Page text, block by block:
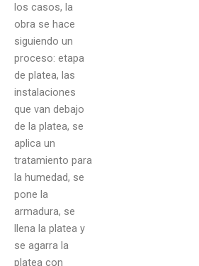
los casos, la
obra se hace
siguiendo un
proceso: etapa
de platea, las
instalaciones
que van debajo
de la platea, se
aplica un
tratamiento para
la humedad, se
pone la
armadura, se
llena la platea y
se agarra la
platea con